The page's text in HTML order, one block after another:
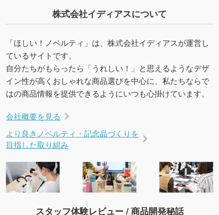
・デザインにQRコードを入れたい／QRコード
を生成してほしい
URLをご指定いただければ、QRコードを生成
いたします。配置のご相談にも応じています。
→詳しく見る
株式会社イディアスについて
「ほしい！ノベルティ」は、株式会社イディアスが運営し
ているサイトです。
自分たちがもらったら「うれしい！」と思えるようなデザ
イン性が高くおしゃれな商品選びを中心に、私たちならで
はの商品情報を提供できるようにいつも心掛けています。
会社概要を見る
より良きノベルティ・記念品づくりを
目指した取り組み
スタッフ体験レビュー / 商品開発秘話